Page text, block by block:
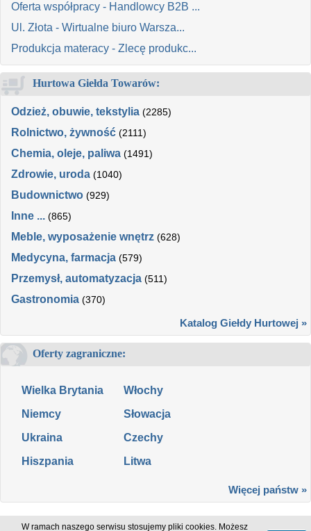
Oferta współpracy - Handlowcy B2B ...
Ul. Złota - Wirtualne biuro Warsza...
Produkcja materacy - Zlecę produkc...
Hurtowa Giełda Towarów:
Odzież, obuwie, tekstylia (2285)
Rolnictwo, żywność (2111)
Chemia, oleje, paliwa (1491)
Zdrowie, uroda (1040)
Budownictwo (929)
Inne ... (865)
Meble, wyposażenie wnętrz (628)
Medycyna, farmacja (579)
Przemysł, automatyzacja (511)
Gastronomia (370)
Katalog Giełdy Hurtowej »
Oferty zagraniczne:
Wielka Brytania
Niemcy
Ukraina
Hiszpania
Włochy
Słowacja
Czechy
Litwa
Więcej państw »
Blog|Pomoc|Cennik| Kontakt Regulamin
W ramach naszego serwisu stosujemy pliki cookies. Możesz